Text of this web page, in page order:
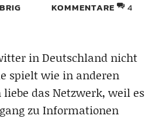
KOMMENTARE 4
in Deutschland nicht
spielt wie in anderen
liebe das Netzwerk, weil es
zu Informationen